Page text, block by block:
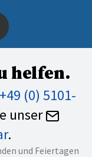
helfen.
+49 (0) 5101-
unser
.
und Feiertagen